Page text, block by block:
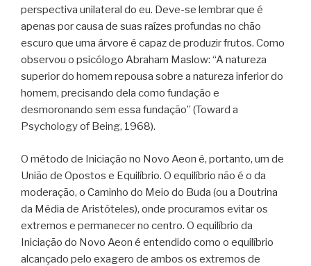
perspectiva unilateral do eu. Deve-se lembrar que é
apenas por causa de suas raízes profundas no chão
escuro que uma árvore é capaz de produzir frutos. Como
observou o psicólogo Abraham Maslow: “A natureza
superior do homem repousa sobre a natureza inferior do
homem, precisando dela como fundação e
desmoronando sem essa fundação” (Toward a
Psychology of Being, 1968).
O método de Iniciação no Novo Aeon é, portanto, um de
União de Opostos e Equilíbrio. O equilíbrio não é o da
moderação, o Caminho do Meio do Buda (ou a Doutrina
da Média de Aristóteles), onde procuramos evitar os
extremos e permanecer no centro. O equilíbrio da
Iniciação do Novo Aeon é entendido como o equilíbrio
alcançado pelo exagero de ambos os extremos de